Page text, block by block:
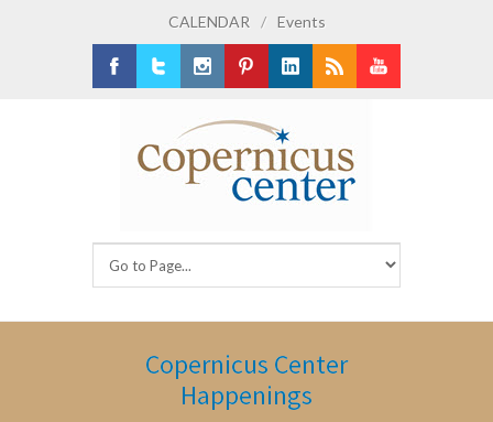
CALENDAR / Events
Copernicus Center
Happenings